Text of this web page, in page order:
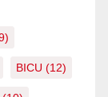
BICU (12)